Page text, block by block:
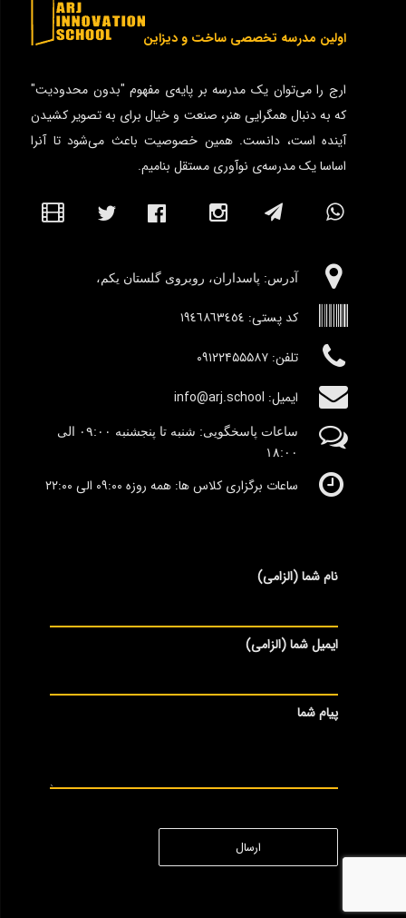
اولین مدرسه تخصصی ساخت و دیزاین
ارج را می‌توان یک مدرسه بر پایه‌ی مفهوم "بدون محدودیت"
که به دنبال همگرایی هنر، صنعت و خیال برای به تصویر کشیدن
آینده است، دانست. همین خصوصیت باعث می‌شود تا آنرا
اساسا یک مدرسه‌ی نوآوری مستقل بنامیم.
آدرس:‌ پاسداران، روبروی گلستان یکم،
کد پستی: ١٩٤٦٨٦٣٤٥٤
تلفن: ۰۹۱۲۲۴۵۵۵۸۷
ایمیل: info@arj.school
ساعات پاسخگویی: شنبه تا پنجشنبه ٠۹:۰۰ الی
١٨:٠٠
ساعات برگزاری کلاس ها: همه روزه ۰۹:۰۰ الی ۲۲:۰۰
نام شما (الزامی)
ایمیل شما (الزامی)
پیام شما
ارسال